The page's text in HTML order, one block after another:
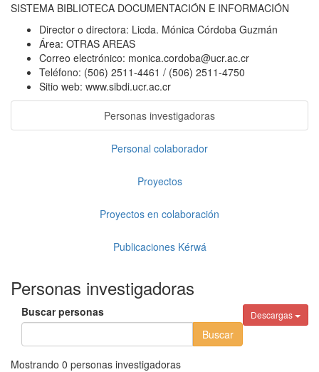
SISTEMA BIBLIOTECA DOCUMENTACIÓN E INFORMACIÓN
Director o directora: Licda. Mónica Córdoba Guzmán
Área: OTRAS AREAS
Correo electrónico: monica.cordoba@ucr.ac.cr
Teléfono: (506) 2511-4461 / (506) 2511-4750
Sitio web: www.sibdi.ucr.ac.cr
Personas investigadoras
Personal colaborador
Proyectos
Proyectos en colaboración
Publicaciones Kérwá
Personas investigadoras
Descargas
Buscar personas
Mostrando 0 personas investigadoras